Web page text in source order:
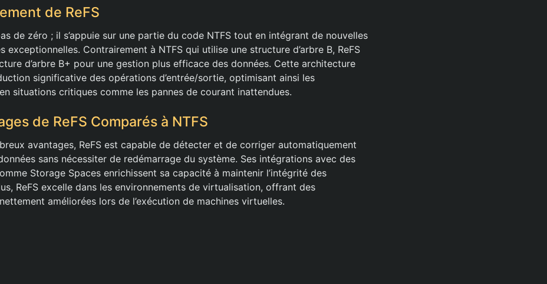
de ReFS
de zéro ; il s’appuie sur une partie du code NTFS tout en intégrant de nouvelles
exceptionnelles. Contrairement à NTFS qui utilise une structure d’arbre B, ReFS
d’arbre B+ pour une gestion plus efficace des données. Cette architecture
significative des opérations d’entrée/sortie, optimisant ainsi les
situations critiques comme les pannes de courant inattendues.
de ReFS Comparés à NTFS
avantages, ReFS est capable de détecter et de corriger automatiquement
sans nécessiter de redémarrage du système. Ses intégrations avec des
Storage Spaces enrichissent sa capacité à maintenir l’intégrité des
ReFS excelle dans les environnements de virtualisation, offrant des
améliorées lors de l’exécution de machines virtuelles.